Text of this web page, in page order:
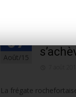
07
Août/15
Le
La frégate